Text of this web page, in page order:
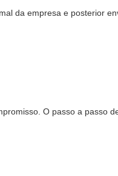
da empresa e posterior
O passo a passo